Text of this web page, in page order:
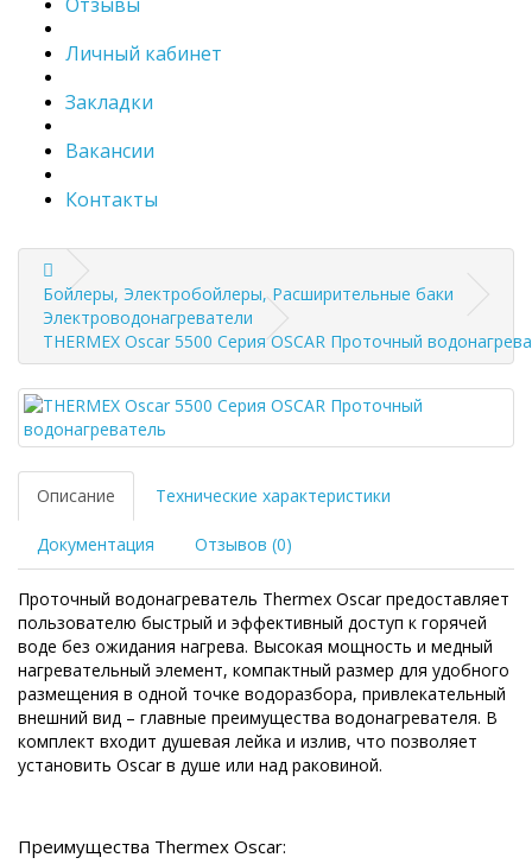
Личный кабинет
Закладки
Вакансии
Контакты
Бойлеры, Электробойлеры, Расширительные баки
Электроводонагреватели
THERMEX Oscar 5500 Серия OSCAR Проточный
Описание Технические характеристики
Документация Отзывов (0)
Проточный водонагреватель Thermex Oscar предоставляет
пользователю быстрый и эффективный доступ к горячей
воде без ожидания нагрева. Высокая мощность и медный
нагревательный элемент, компактный размер для удобного
размещения в одной точке водоразбора, привлекательный
внешний вид – главные преимущества водонагревателя. В
комплект входит душевая лейка и излив, что позволяет
установить Oscar в душе или над раковиной.
Преимущества Thermex Oscar: